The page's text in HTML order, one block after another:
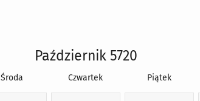
Październik 5720
Środa Czwartek Piątek